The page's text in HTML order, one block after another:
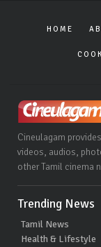
HOME
Cineulagam
videos, audios,
other Tamil cinema
Trending News
Tamil News
Health & Lifestyle